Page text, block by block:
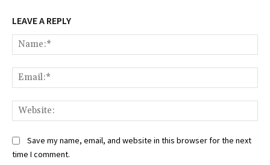
LEAVE A REPLY
Save my name, email, and website in this browser for the next
time I comment.